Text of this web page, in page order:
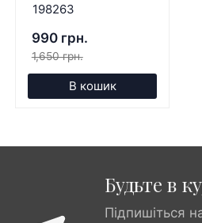
198263
990 грн.
1,650 грн.
В кошик
Будьте в
Підпишіться